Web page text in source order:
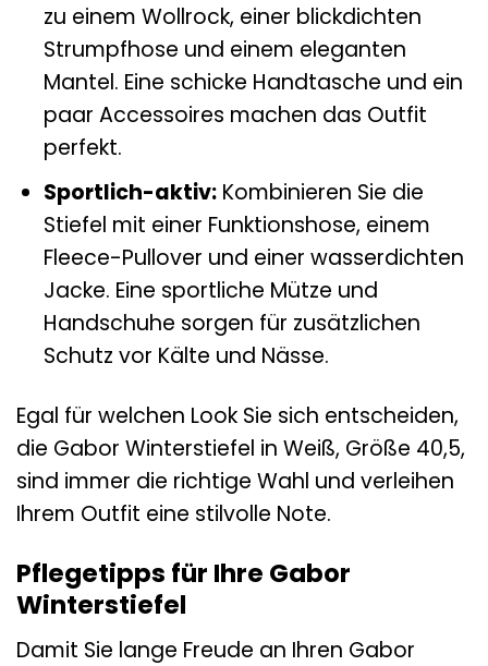
zu einem Wollrock, einer blickdichten
Strumpfhose und einem eleganten
Mantel. Eine schicke Handtasche und ein
paar Accessoires machen das Outfit
perfekt.
Sportlich-aktiv:Kombinieren Sie die
Stiefel mit einer Funktionshose, einem
Fleece-Pullover und einer wasserdichten
Jacke. Eine sportliche Mütze und
Handschuhe sorgen für zusätzlichen
Schutz vor Kälte und Nässe.
Egal für welchen Look Sie sich entscheiden,
die Gabor Winterstiefel in Weiß, Größe 40,5,
sind immer die richtige Wahl und verleihen
Ihrem Outfit eine stilvolle Note.
Pflegetipps für Ihre Gabor
Winterstiefel
Damit Sie lange Freude an Ihren Gabor